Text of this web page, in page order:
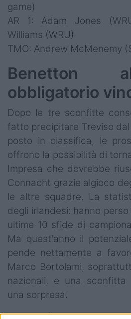
game)
AR 1: Adam Jones
Williams (WRU)
TMO: Andrew McMenemy
Benetton
obbligatorio
Dopo le tre sconfitte
fatto precipitare Treviso
posto in classifica, le
offrono la possibilità di
Impresa che dovrebbe
Connacht grazie algioco
le altre squadre. La
degli irlandesi: hanno
ultime 10 sfide di
Ma quest'anno il
pende nettamente a
Marco Bortolami,
nazionali, e una sconfitta
una sorpresa.
La classifica e le altre